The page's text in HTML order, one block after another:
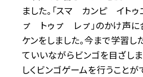
ました。「スマ カンピ イ
ㇷ゚ トゥㇷ゚ レㇷ゚」のかけ声に
ケンをしました。今まで学習し
ていいながらビンゴを目ざし
しくビンゴゲームを行うことが